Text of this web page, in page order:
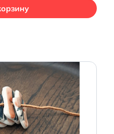
покупки
корзину